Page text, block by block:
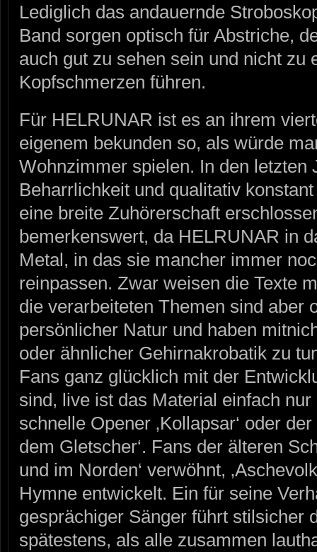
Lediglich das andauernde
Band sorgen optisch für Abstriche,
auch gut zu sehen sein und nicht zu
Kopfschmerzen führen.
Für HELRUNAR ist es an ihrem
eigenem bekunden so, als würde
Wohnzimmer spielen. In den letzten
Beharrlichkeit und qualitativ
eine breite Zuhörerschaft
bemerkenswert, da HELRUNAR in
Metal, in das sie mancher immer
reinpassen. Zwar weisen die Texte
die verarbeiteten Themen sind aber
persönlicher Natur und haben
oder ähnlicher Gehirnakrobatik zu
Fans ganz glücklich mit der
sind, live ist das Material einfach
schnelle Opener ‚Kollapsar‘ oder
dem Gletscher‘. Fans der älteren
und im Norden‘ verwöhnt,
Hymne entwickelt. Ein für seine
gesprächiger Sänger führt stilsicher
spätestens, als alle zusammen